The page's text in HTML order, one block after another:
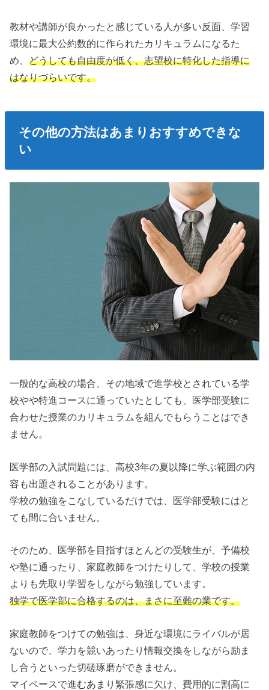
教材や講師が良かったと感じている人が多い反面、学習
環境に最大公約数的に作られたカリキュラムになるた
め、どうしても自由度が低く、志望校に特化した指導に
はなりづらいです。
その他の方法はあまりおすすめできな
い
一般的な高校の場合、その地域で進学校とされている学
校やや特進コースに通っていたとしても、医学部受験に
合わせた授業のカリキュラムを組んでもらうことはでき
ません。
医学部の入試問題には、高校3年の夏以降に学ぶ範囲の内
容も出題されることがあります。
学校の勉強をこなしているだけでは、医学部受験にはと
ても間に合いません。
そのため、医学部を目指すほとんどの受験生が、予備校
や塾に通ったり、家庭教師をつけたりして、学校の授業
よりも先取り学習をしながら勉強しています。
独学で医学部に合格するのは、まさに至難の業です。
家庭教師をつけての勉強は、身近な環境にライバルが居
ないので、学力を競いあったり情報交換をしながら励ま
し合うといった切磋琢磨ができません。
マイペースで進むあまり緊張感に欠け、費用的に割高に